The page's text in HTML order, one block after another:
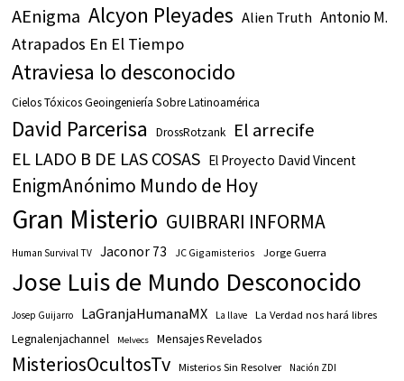
AEnigma Alcyon Pleyades Alien Truth Antonio M.
Atrapados En El Tiempo
Atraviesa lo desconocido
Cielos Tóxicos Geoingeniería Sobre Latinoamérica
David Parcerisa DrossRotzank El arrecife
EL LADO B DE LAS COSAS El Proyecto David Vincent
EnigmAnónimo Mundo de Hoy
Gran Misterio GUIBRARI INFORMA
Human Survival TV Jaconor 73 JC Gigamisterios Jorge Guerra
Jose Luis de Mundo Desconocido
Josep Guijarro LaGranjaHumanaMX La llave La Verdad nos hará libres
Legnalenjachannel Melvecs Mensajes Revelados
MisteriosOcultosTv Misterios Sin Resolver Nación ZDI